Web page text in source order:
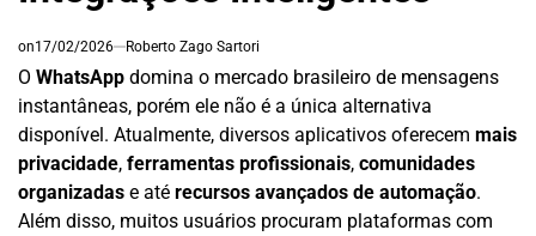
on17/02/2026 Roberto Zago Sartori
O WhatsApp domina o mercado brasileiro de mensagens
instantâneas, porém ele não é a única alternativa
disponível. Atualmente, diversos aplicativos oferecem mais
privacidade, ferramentas profissionais, comunidades
organizadas e até recursos avançados de automação.
Além disso, muitos usuários procuram plataformas com